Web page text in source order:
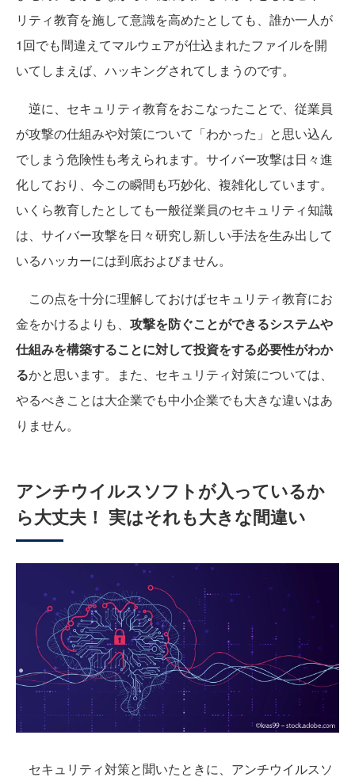
リティ教育を施して意識を高めたとしても、誰か一人が
1回でも間違えてマルウェアが仕込まれたファイルを開
いてしまえば、ハッキングされてしまうのです。
逆に、セキュリティ教育をおこなったことで、従業員
が攻撃の仕組みや対策について「わかった」と思い込ん
でしまう危険性も考えられます。サイバー攻撃は日々進
化しており、今この瞬間も巧妙化、複雑化しています。
いくら教育したとしても一般従業員のセキュリティ知識
は、サイバー攻撃を日々研究し新しい手法を生み出して
いるハッカーには到底およびません。
この点を十分に理解しておけばセキュリティ教育にお
金をかけるよりも、 攻撃を防ぐことができるシステムや
仕組みを構築することに対して投資をする必要性がわか
るかと思います。また、セキュリティ対策については、
やるべきことは大企業でも中小企業でも大きな違いはあ
りません。
アンチウイルスソフトが入っているか
ら大丈夫！ 実はそれも大きな間違い
セキュリティ対策と聞いたときに、アンチウイルスソ